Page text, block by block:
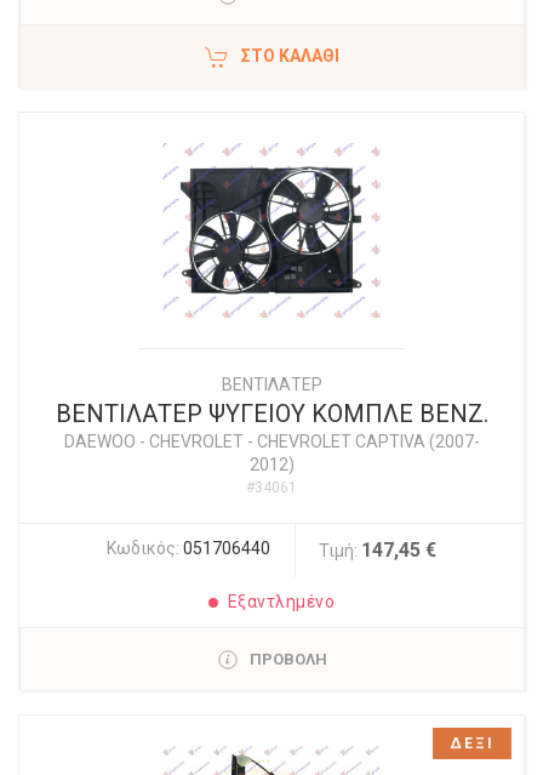
ΣΤΟ ΚΑΛΆΘΙ
ΒΕΝΤΙΛΑΤΕΡ
ΒΕΝΤΙΛΑΤΕΡ ΨΥΓΕΙΟΥ ΚΟΜΠΛΕ ΒΕΝΖ.
DAEWOO - CHEVROLET- CHEVROLET CAPTIVA (2007-
2012)
#34061
Κωδικός: 051706440 Τιμή: 147,45 €
Εξαντλημένο
ΠΡΟΒΟΛΗ
ΔΕΞΙ